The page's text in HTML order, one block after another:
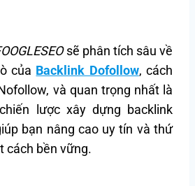
sẽ phân tích sâu về
của Backlink Dofollow, cách
và quan trọng nhất là
lược xây dựng backlink
bạn nâng cao uy tín và thứ
cách bền vững.